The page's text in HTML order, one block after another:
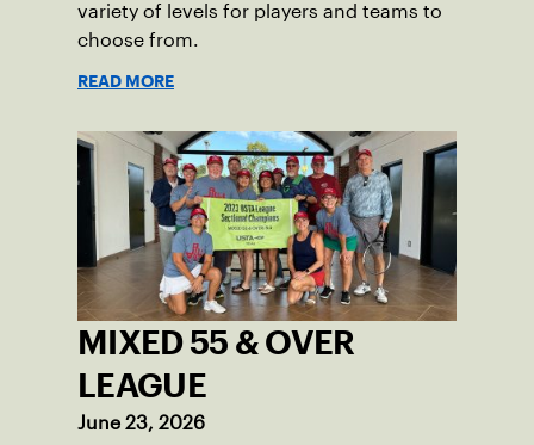
variety of levels for players and teams to
choose from.
READ MORE
MIXED 55 & OVER
LEAGUE
June 23, 2026